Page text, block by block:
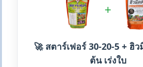
+
🚀 สตาร์เฟอร์ 30-20-5 + ฮิว
ต้น เร่งใบ